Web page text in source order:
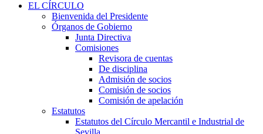
EL CÍRCULO
Bienvenida del Presidente
Órganos de Gobierno
Junta Directiva
Comisiones
Revisora de cuentas
De disciplina
Admisión de socios
Comisión de socios
Comisión de apelación
Estatutos
Estatutos del Círculo Mercantil e Industrial de